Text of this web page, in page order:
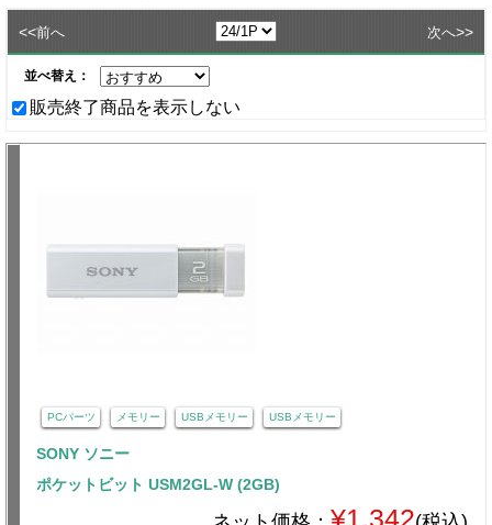
<<前へ 次へ>>
並べ替え：
販売終了商品を表示しない
PCパーツ メモリー USBメモリー USBメモリー
SONY ソニー
ポケットビット USM2GL-W (2GB)
¥1,342